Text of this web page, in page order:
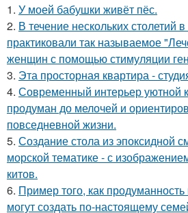
1. У моей бабушки живёт пёс.
2. В течение нескольких столетий
практиковали так называемое
женщин с помощью стимуляции
3. Эта просторная квартира -
4. Современный интерьер уютной
продуман до мелочей и
повседневной жизни.
5. Создание стола из эпоксидной
морской тематике - с
китов.
6. Пример того, как продуманность
могут создать по-настоящему